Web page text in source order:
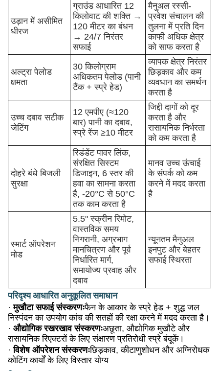
उड़ान में असीमित
धीरज
ग्राउंड आधारित 12
किलोवाट की शक्ति →
120 मीटर का बंधन
→ 24/7 निरंतर
सफाई
मैनुअल रस्सी-
प्रवेश संचालन की
तुलना में प्रति दिन
काफी अधिक क्षेत्र
को साफ करता है
अल्ट्रा पेलोड
क्षमता
30 किलोग्राम
अधिकतम पेलोड (पानी
टैंक + स्प्रे हेड)
व्यापक क्षेत्र निरंतर
छिड़काव और कम
व्यवधान का समर्थन
करता है
उच्च दबाव सटीक
जेटिंग
12 एमपीए (≈120
बार) पानी का दबाव,
स्प्रे रेंज ≥10 मीटर
जिद्दी दागों को दूर
करता है और
रासायनिक निर्भरता
को कम करता है
दोहरे बंधे बिजली
सुरक्षा
रिडंडेंट पावर लिंक,
संरक्षित सिस्टम
डिजाइन, 6 स्तर की
हवा का सामना करता
है, -20°C से 50°C
तक काम करता है
मानव उच्च ऊंचाई
के संपर्क को कम
करने में मदद करता
है
स्मार्ट ऑपरेशन
मोड
5.5" स्क्रीन रिमोट,
वास्तविक समय
निगरानी, अग्रभाग
मानचित्रण और पूर्व
निर्धारित मार्ग,
समायोज्य प्रवाह और
दबाव
न्यूनतम मैनुअल
इनपुट और बेहतर
सफाई स्थिरता
परिदृश्य आधारित अनुकूलित समाधान
· मुखौटा सफाई संस्करणःफैन के आकार के स्प्रे हेड + शुद्ध जल
निस्पंदन का उपयोग कांच की सतहों की रक्षा करने में मदद करता है।
· औद्योगिक रखरखाव संस्करणःअछूता, औद्योगिक मुखौटे और
रासायनिक रिएक्टरों के लिए संक्षारण प्रतिरोधी स्प्रे बंदूकें।
· विशेष ऑपरेशन संस्करणःछिड़काव, कीटाणुशोधन और अग्निरोधक
कोटिंग कार्यों के लिए विस्तार योग्य